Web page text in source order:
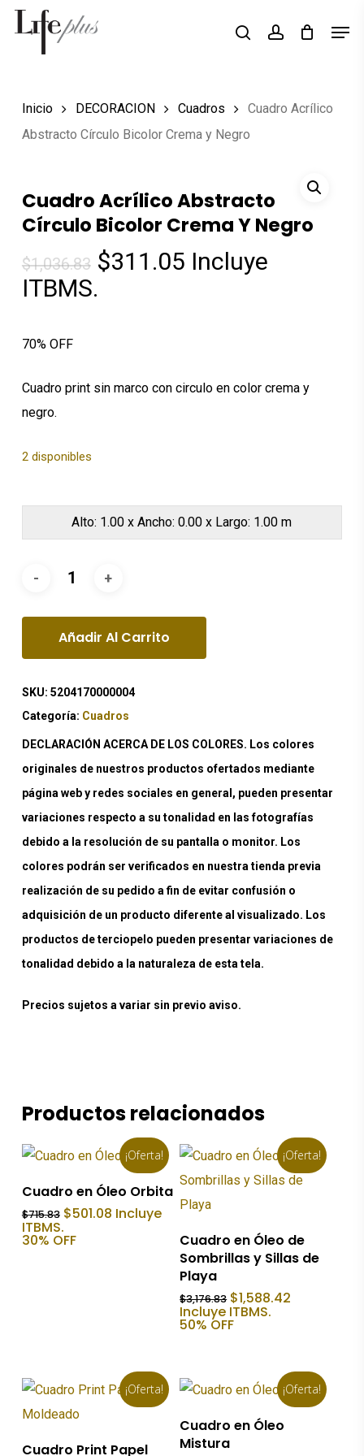
Skip
Búsqueda
productos
searchaccount
Inicio DECORACION Cuadros
Cuadro Acrílico
Abstracto Círculo Bicolor Crema y Negro
Cuadro Acrílico Abstracto
Círculo Bicolor Crema Y Negro
$1,036.83 El
$311.05ElIncluye
ITBMS.
70% OFF
Cuadro print sin marco con circulo en color crema y
negro.
2 disponibles
Alto: 1.00 x Ancho: 0.00 x Largo: 1.00 m
Añadir Al Carrito
SKU: 5204170000004
Categoría: Cuadros
DECLARACIÓN ACERCA DE LOS COLORES. Los colores
originales de nuestros productos ofertados mediante
página web y redes sociales en general, pueden presentar
variaciones respecto a su tonalidad en las fotografías
debido a la resolución de su pantalla o monitor. Los
colores podrán ser verificados en nuestra tienda previa
realización de su pedido a fin de evitar confusión o
adquisición de un producto diferente al visualizado. Los
productos de terciopelo pueden presentar variaciones de
tonalidad debido a la naturaleza de esta tela.
Precios sujetos a variar sin previo aviso.
Productos relacionados
¡Oferta!
Añadir Al Carrito
Cuadro en Óleo Orbita
$715.83 El
precio
original
$501.08El
precio
Incluye
ITBMS.
30% OFF
¡Oferta!
Añadir Al Carrito
Cuadro en Óleo de
Sombrillas y Sillas de
Playa
$3,176.83 El
precio
original
$1,588.42
Incluye ITBMS.
50% OFF
¡Oferta!
Añadir Al Carrito
Cuadro Print Papel
¡Oferta!
Añadir Al Carrito
Cuadro en Óleo
Mistura